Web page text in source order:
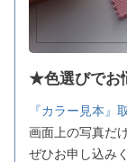
★色選びでお
『カラー見本』
画面上の写真だ
ぜひお申し込み